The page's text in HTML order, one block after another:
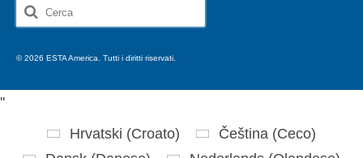
Cerca:
© 2026 ESTA America. Tutti i diritti riservati.
''
Hrvatski (Croato) Čeština (Ceco)